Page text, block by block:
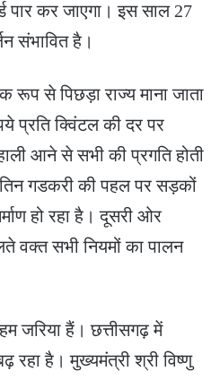
पार कर जाएगा। इस साल 27
संभावित है।
रूप से पिछड़ा राज्य माना जाता
प्रति क्विंटल की दर पर
आने से सभी की प्रगति होती
गडकरी की पहल पर सड़कों
हो रहा है। दूसरी ओर
वक्त सभी नियमों का पालन
जरिया हैं। छत्तीसगढ़ में
है। मुख्यमंत्री श्री विष्णु